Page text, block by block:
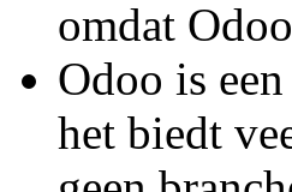
omdat
Odoo is
het biedt